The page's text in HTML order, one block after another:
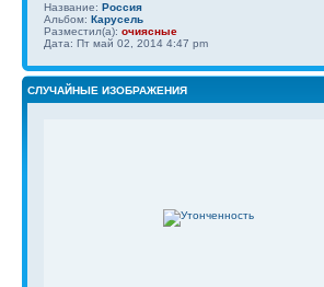
Название: Россия
Альбом: Карусель
Разместил(а): очиясные
Дата: Пт май 02, 2014 4:47 pm
СЛУЧАЙНЫЕ ИЗОБРАЖЕНИЯ